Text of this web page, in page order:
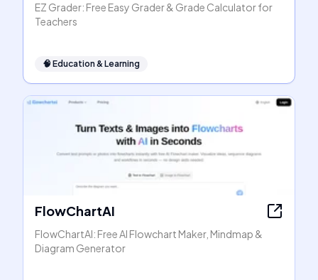
EZ Grader: Free Easy Grader & Grade Calculator for
Teachers
🧠 Education & Learning
FlowChartAI
FlowChartAI: Free AI Flowchart Maker, Mindmap &
Diagram Generator